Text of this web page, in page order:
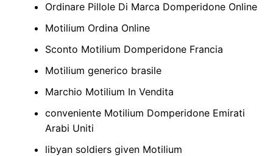
Ordinare Pillole Di Marca Domperidone Online
Motilium Ordina Online
Sconto Motilium Domperidone Francia
Motilium generico brasile
Marchio Motilium In Vendita
conveniente Motilium Domperidone Emirati
Arabi Uniti
libyan soldiers given Motilium